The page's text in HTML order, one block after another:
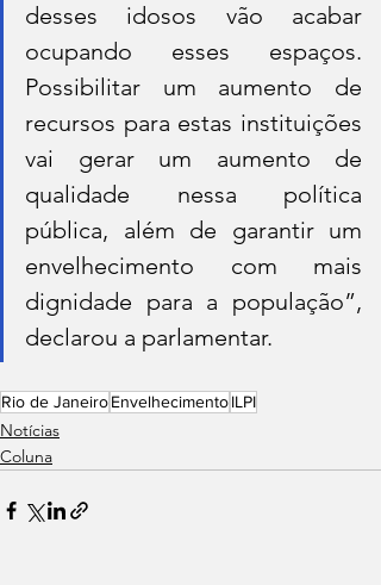
desses idosos vão acabar
ocupando esses espaços.
Possibilitar um aumento de
recursos para estas instituições
vai gerar um aumento de
qualidade nessa política
pública, além de garantir um
envelhecimento com mais
dignidade para a população”,
declarou a parlamentar.
Rio de JaneiroEnvelhecimentoILPI
Notícias
Coluna